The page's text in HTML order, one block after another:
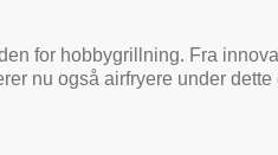
for hobbygrillning. Fra
nu også airfryere under